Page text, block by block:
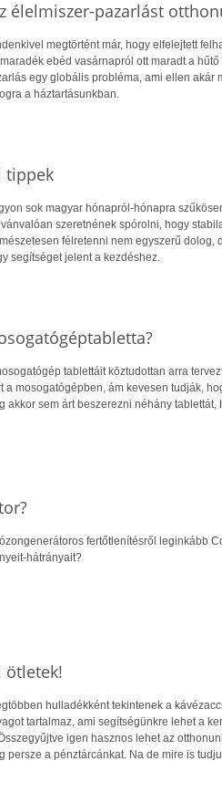
élelmiszer-pazarlást
megtörtént már, hogy elfelejtett
ebéd vasárnapról ott maradt a
egy globális probléma, ami ellen akár
a háztartásunkban.
tippek
sok magyar hónapról-hónapra
szeretnének spórolni, hogy
félretenni nem egyszerű
segítséget jelent a kezdéshez.
tablettáit köztudottan arra
a mosogatógépben, ám kevesen tudják,
akkor sem árt beszerezni néhány
fertőtlenítésről leginkább
hátrányait?
ötletek!
hulladékként tekintenek a
tartalmaz, ami segítségünkre lehet a
igen hasznos lehet az
persze a pénztárcánkat. Na de mire is